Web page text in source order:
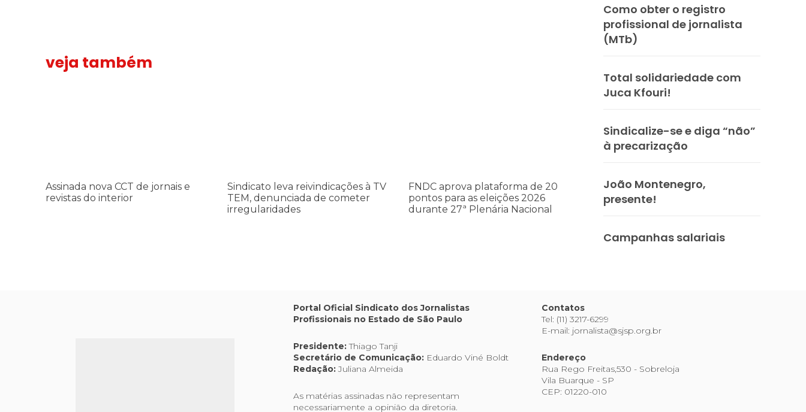
veja também
interior
Assinada nova CCT de jornais e
revistas do interior
cometer
irregularidades
Sindicato leva reivindicações à TV
TEM, denunciada de cometer
irregularidades
FNDC aprova plataforma de 20 pontos para as eleições 2026 durante 27ª Plenária Nacional
eleições
2026
durante
FNDC aprova plataforma de 20
pontos para as eleições 2026
durante 27ª Plenária Nacional
Como obter o registro
profissional de jornalista
(MTb)
Total solidariedade com
Juca Kfouri!
Sindicalize-se e diga “não”
à precarização
João Montenegro,
presente!
Campanhas salariais
Portal Oficial Sindicato dos Jornalistas
Profissionais no Estado de São Paulo
Presidente:Thiago Tanji
Secretário de Comunicação: Eduardo Viné Boldt
Redação:Juliana Almeida
As matérias assinadas não representam
necessariamente a opinião da diretoria.
Contatos
Tel: (11) 3217-6299
E-mail: jornalista@sjsp.org.br
Endereço
Rua Rego Freitas,530 - Sobreloja
Vila Buarque - SP
CEP: 01220-010